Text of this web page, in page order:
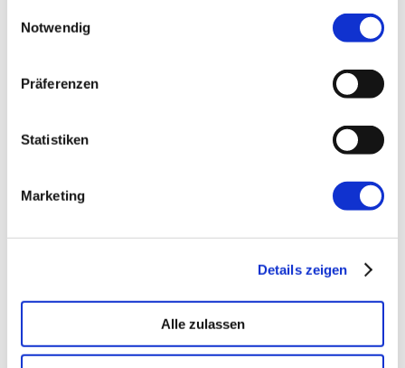
Notwendig
Präferenzen
Statistiken
Marketing
Details zeigen
Alle zulassen
The Tricky Thing About Expectations
NÄCHSTER BEITRAG →
theagilehub neue Heimat, neue Funktionen. Agile
Meetups, OKR Focus Day